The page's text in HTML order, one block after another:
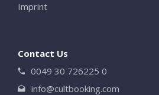
Imprint
Contact Us
0049 30 726225 0
info@cultbooking.com